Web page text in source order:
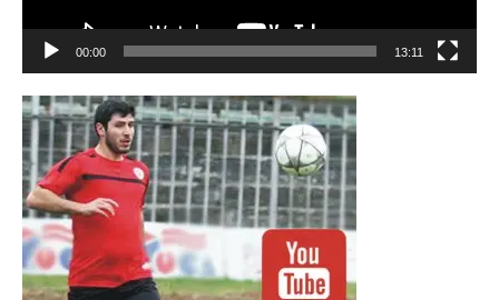
00:00 13:11